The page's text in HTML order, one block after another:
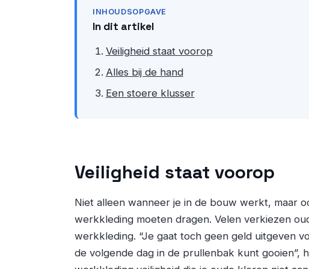
INHOUDSOPGAVE
In dit artikel
Veiligheid staat voorop
Alles bij de hand
Een stoere klusser
Veiligheid staat voorop
Niet alleen wanneer je in de bouw werkt, maar
werkkleding moeten dragen. Velen verkiezen
werkkleding. “Je gaat toch geen geld uitgeven
de volgende dag in de prullenbak kunt gooien”,